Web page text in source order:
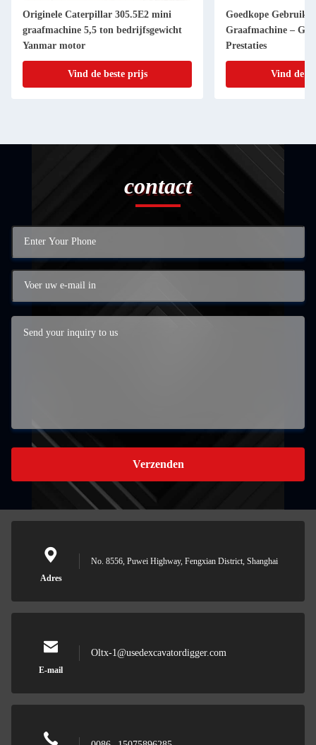
Originele Caterpillar 305.5E2 mini
graafmachine 5,5 ton bedrijfsgewicht
Yanmar motor
Vind de beste prijs
Goedkope
Graafmachine –
Prestaties
Vind de
contact
Verzenden
Adres
No. 8556, Puwei Highway, Fengxian District, Shanghai
E-mail
Oltx-1@usedexcavatordigger.com